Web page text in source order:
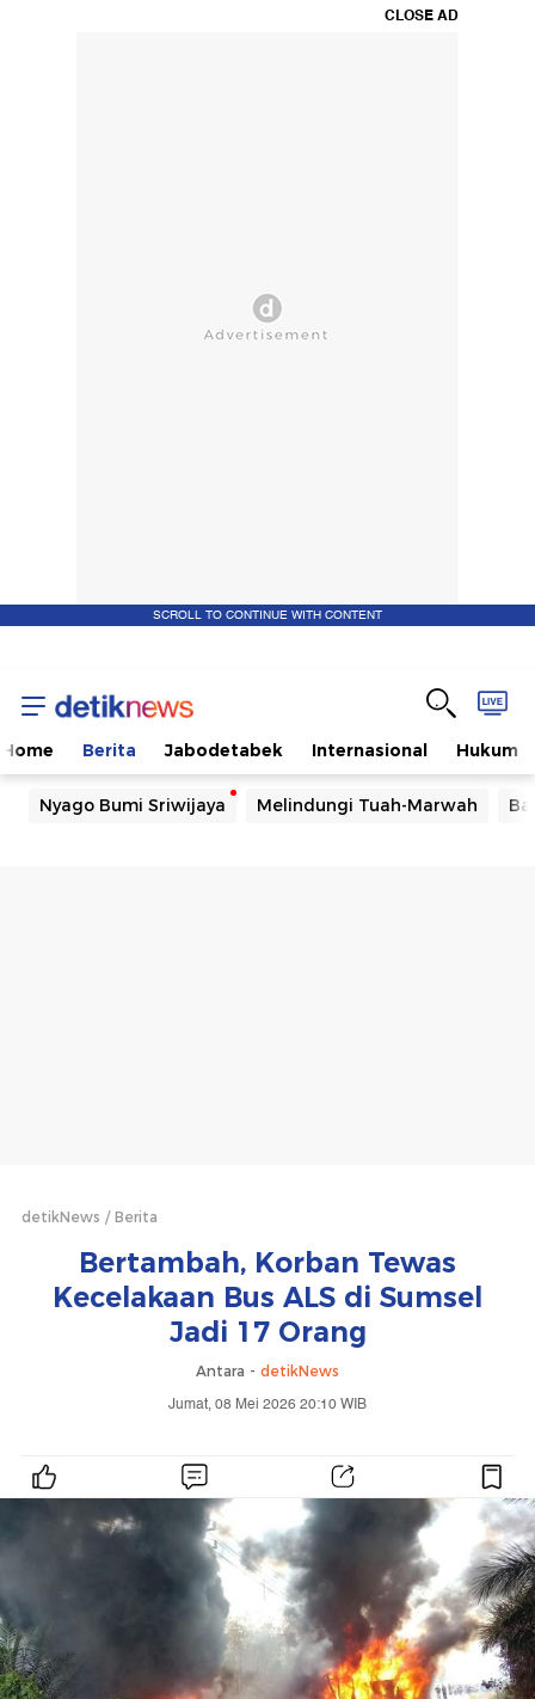
CLOSE AD
SCROLL TO CONTINUE WITH CONTENT
Home Berita Jabodetabek Internasional Hukum
Nyago Bumi Sriwijaya Melindungi Tuah-Marwah
detikNews Berita
Bertambah, Korban Tewas
Kecelakaan Bus ALS di Sumsel
Jadi 17 Orang
Antara - detikNews
Jumat, 08 Mei 2026 20:10 WIB